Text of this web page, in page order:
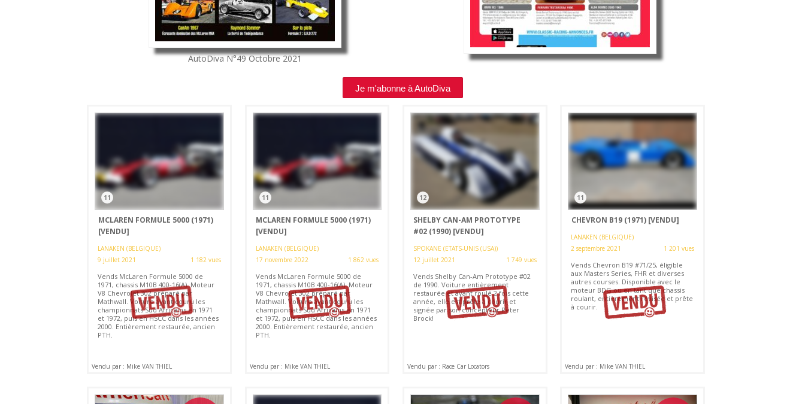
AutoDivaN°49Octobre 2021
Je m'abonne à AutoDiva
11
MCLAREN FORMULE 5000 (1971)
[VENDU]
LANAKEN (BELGIQUE)
9 juillet 2021
1 182 vues
Vends McLaren Formule 5000 de
1971, chassis M10B 400-16(A). Moteur
V8 Chevrolet 302 préparé par
Mathwall. Voiture ayant couru les
championnats Sud Africains en 1971
et 1972, puis en HSCC dans les années
2000. Entièrement restaurée, ancien
PTH.
Vendu par : Mike VAN THIEL
11
MCLAREN FORMULE 5000 (1971)
[VENDU]
LANAKEN (BELGIQUE)
17 novembre 2022
1 862 vues
Vends McLaren Formule 5000 de
1971, chassis M10B 400-16(A). Moteur
V8 Chevrolet 302 préparé par
Mathwall. Voiture ayant couru les
championnats Sud Africains en 1971
et 1972, puis en HSCC dans les années
2000. Entièrement restaurée, ancien
PTH.
Vendu par : Mike VAN THIEL
12
SHELBY CAN-AM PROTOTYPE
#02 (1990) [VENDU]
SPOKANE (ETATS-UNIS (USA))
12 juillet 2021
1 749 vues
Vends Shelby Can-Am Prototype #02
de 1990. Voiture entièrement
restaurée et ayant roulé 2 fois cette
année, elle est prête à courir et
signée par son concepteur Peter
Brock!
Vendu par : Race Car Locators
11
CHEVRON B19 (1971) [VENDU]
LANAKEN (BELGIQUE)
2 septembre 2021
1 201 vues
Vends Chevron B19 #71/25, éligible
aux Masters Series, FHR et diverses
autres courses. Disponible avec le
moteur BDG ou en tant que chassis
roulant, entièrement révisée et prête
à courir.
Vendu par : Mike VAN THIEL